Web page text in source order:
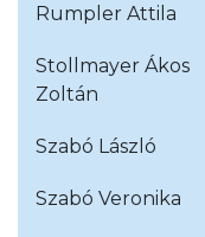
Rumpler Attila
Stollmayer Ákos
Zoltán
Szabó László
Szabó Veronika